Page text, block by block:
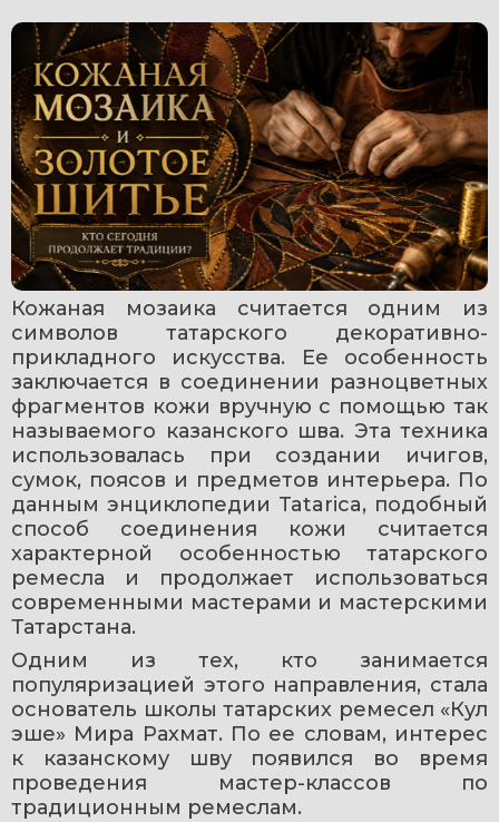
Кожаная мозаика считается одним из
символов татарского декоративно-
прикладного искусства. Ее особенность
заключается в соединении разноцветных
фрагментов кожи вручную с помощью так
называемого казанского шва. Эта техника
использовалась при создании ичигов,
сумок, поясов и предметов интерьера. По
данным энциклопедии Tatarica, подобный
способ соединения кожи считается
характерной особенностью татарского
ремесла и продолжает использоваться
современными мастерами и мастерскими
Татарстана.
Одним из тех, кто занимается
популяризацией этого направления, стала
основатель школы татарских ремесел «Кул
эше» Мира Рахмат. По ее словам, интерес
к казанскому шву появился во время
проведения мастер-классов по
традиционным ремеслам.